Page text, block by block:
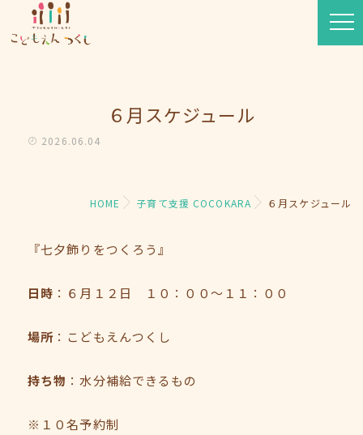
６月スケジュール
2026.06.04
HOME 子育て支援 COCOKARA ６月スケジュール
『七夕飾りをつくろう』
日時 ：６月１２日 １０：００～１１：００
場所 ：こどもえんつくし
持ち物 ：水分補給できるもの
※１０名予約制